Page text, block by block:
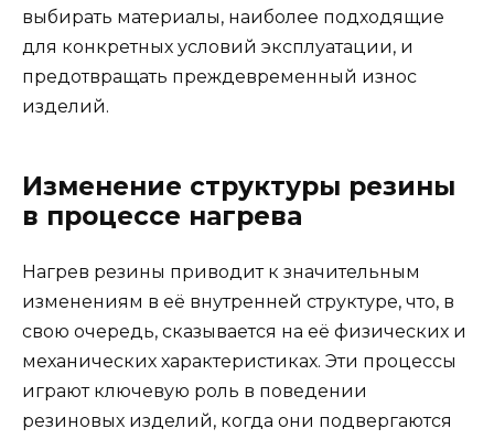
выбирать материалы, наиболее подходящие
для конкретных условий эксплуатации, и
предотвращать преждевременный износ
изделий.
Изменение структуры резины
в процессе нагрева
Нагрев резины приводит к значительным
изменениям в её внутренней структуре, что, в
свою очередь, сказывается на её физических и
механических характеристиках. Эти процессы
играют ключевую роль в поведении
резиновых изделий, когда они подвергаются